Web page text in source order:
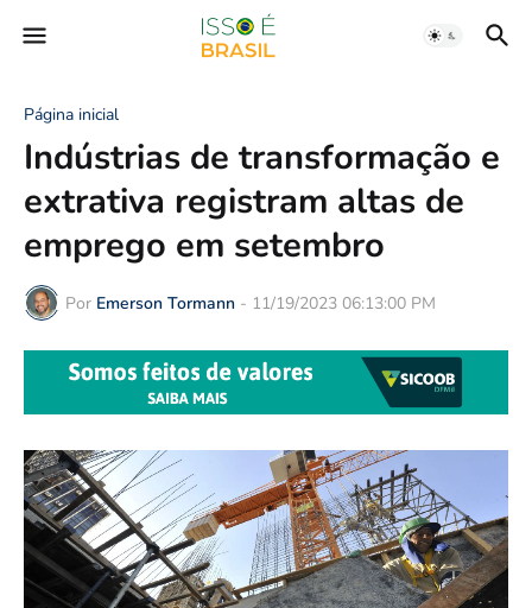
Página inicial
Indústrias de transformação e
extrativa registram altas de
emprego em setembro
Por Emerson Tormann - 11/19/2023 06:13:00 PM